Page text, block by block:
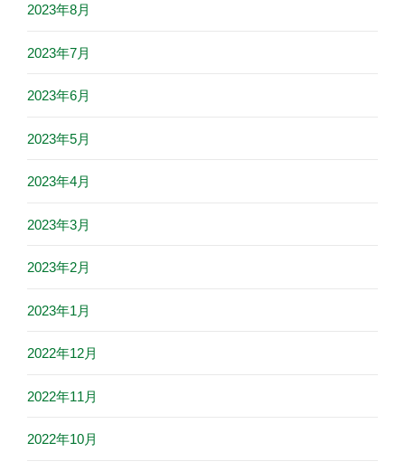
2023年8月
2023年7月
2023年6月
2023年5月
2023年4月
2023年3月
2023年2月
2023年1月
2022年12月
2022年11月
2022年10月